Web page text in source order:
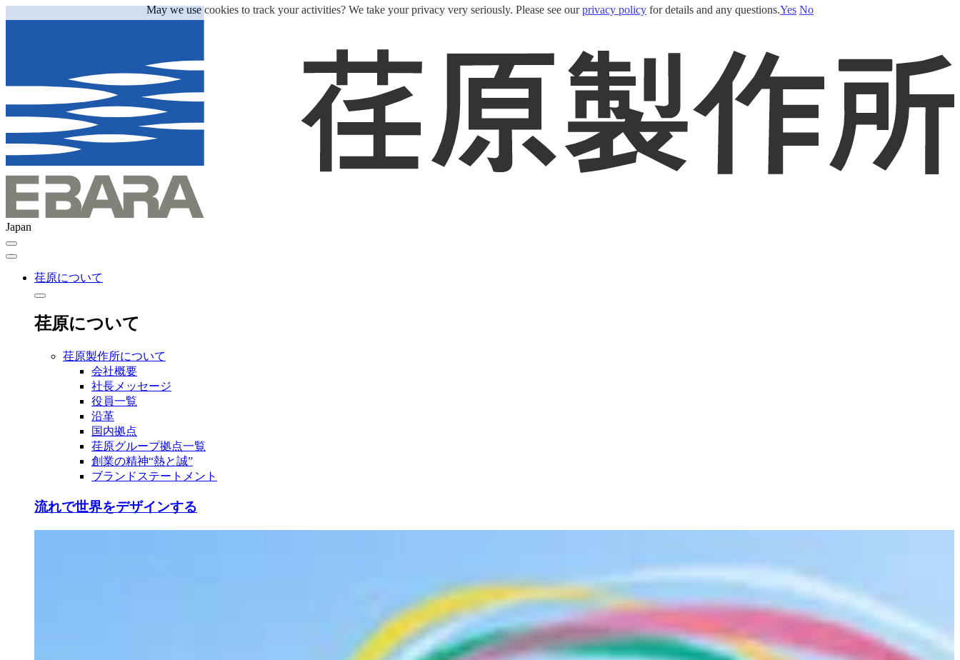
Japan
荏原について
荏原について
荏原製作所について
会社概要
社長メッセージ
役員一覧
沿革
国内拠点
荏原グループ拠点一覧
創業の精神“熱と誠”
ブランドステートメント
流れで世界をデザインする
May we use cookies to track your activities? We take your privacy very seriously. Please see ourprivacy policy for details and any questions.Yes No